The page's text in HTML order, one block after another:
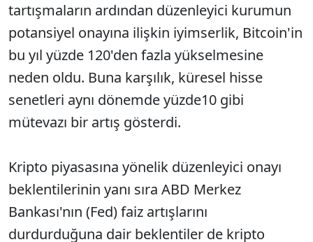
tartışmaların ardından düzenleyici kurumun
potansiyel onayına ilişkin iyimserlik, Bitcoin'in
bu yıl yüzde 120'den fazla yükselmesine
neden oldu. Buna karşılık, küresel hisse
senetleri aynı dönemde yüzde10 gibi
mütevazı bir artış gösterdi.
Kripto piyasasına yönelik düzenleyici onayı
beklentilerinin yanı sıra ABD Merkez
Bankası'nın (Fed) faiz artışlarını
durdurduğuna dair beklentiler de kripto